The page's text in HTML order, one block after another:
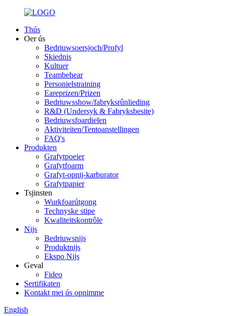
Thús
Oer ús
Bedriuwsoersjoch/Profyl
Skiednis
Kultuer
Teambehear
Personielstraining
Eareprizen/Prizen
Bedriuwsshow/fabryksrûnlieding
R&D (Undersyk & Fabryksbesite)
Bedriuwsfoardielen
Aktiviteiten/Tentoanstellingen
FAQ's
Produkten
Grafytpoeier
Grafytfoarm
Grafyt-opnij-karburator
Grafytpapier
Tsjinsten
Wurkfoarútgong
Technyske stipe
Kwaliteitskontrôle
Nijs
Bedriuwsnijs
Produktnijs
Ekspo Nijs
Geval
Fideo
Sertifikaten
Kontakt mei ús opnimme
English